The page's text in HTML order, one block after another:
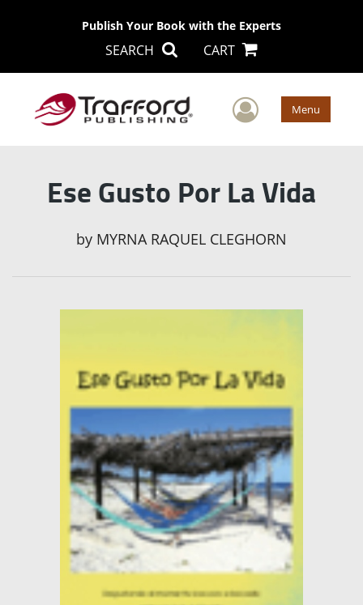
Publish Your Book with the Experts
SEARCH CART
User Menu
Ese Gusto Por La Vida
by MYRNA RAQUEL CLEGHORN